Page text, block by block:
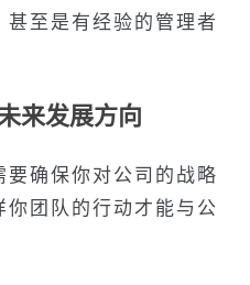
至是有经验的管理者
来发展方向
确保你对公司的战略
团队的行动才能与公